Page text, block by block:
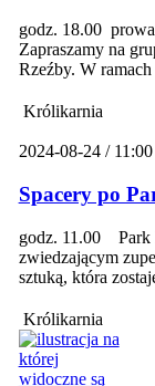
godz. 18.00
Zapraszamy na
Rzeźby. W
Królikarnia
2024-08-24 / 11:00
Spacery po
godz. 11.00 Park
zwiedzającym
sztuką, która
Królikarnia